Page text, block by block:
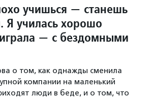
учишься — станешь
училась хорошо
— с бездомными
о том, как однажды сменила
компании на маленький
люди в беде, и о том, что